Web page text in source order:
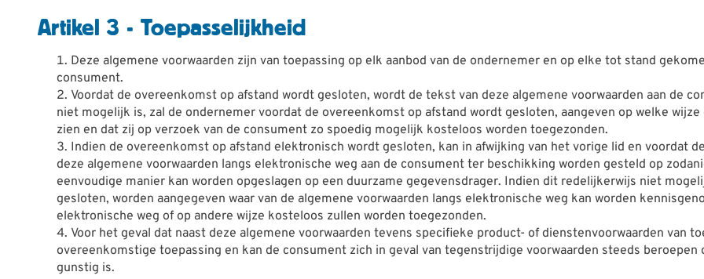
Artikel 3 - Toepasselijkheid
Deze algemene voorwaarden zijn van toepassing op elk aanbod van de ondernemer en op elke tot stand
consument.
Voordat de overeenkomst op afstand wordt gesloten, wordt de tekst van deze algemene voorwaarden aan de
niet mogelijk is, zal de ondernemer voordat de overeenkomst op afstand wordt gesloten, aangeven op welke
zien en dat zij op verzoek van de consument zo spoedig mogelijk kosteloos worden toegezonden.
Indien de overeenkomst op afstand elektronisch wordt gesloten, kan in afwijking van het vorige lid en voordat
deze algemene voorwaarden langs elektronische weg aan de consument ter beschikking worden gesteld op
eenvoudige manier kan worden opgeslagen op een duurzame gegevensdrager. Indien dit redelijkerwijs niet
gesloten, worden aangegeven waar van de algemene voorwaarden langs elektronische weg kan worden
elektronische weg of op andere wijze kosteloos zullen worden toegezonden.
Voor het geval dat naast deze algemene voorwaarden tevens specifieke product- of dienstenvoorwaarden van
overeenkomstige toepassing en kan de consument zich in geval van tegenstrijdige voorwaarden steeds
gunstig is.